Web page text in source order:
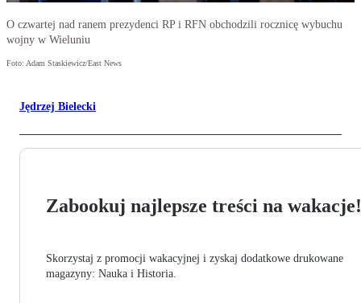
O czwartej nad ranem prezydenci RP i RFN obchodzili rocznicę wybuchu
wojny w Wieluniu
Foto: Adam Staskiewicz/East News
Jędrzej Bielecki
Zabookuj najlepsze treści na wakacje!
Skorzystaj z promocji wakacyjnej i zyskaj dodatkowe drukowane
magazyny: Nauka i Historia.